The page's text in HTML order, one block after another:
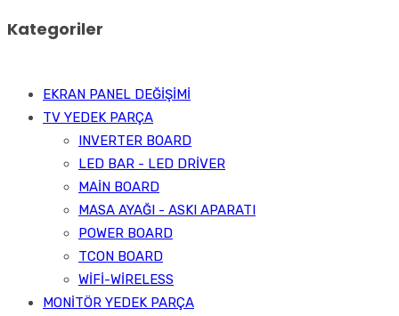
Kategoriler
EKRAN PANEL DEĞİŞİMİ
TV YEDEK PARÇA
INVERTER BOARD
LED BAR - LED DRİVER
MAİN BOARD
MASA AYAĞI - ASKI APARATI
POWER BOARD
TCON BOARD
WİFİ-WİRELESS
MONİTÖR YEDEK PARÇA